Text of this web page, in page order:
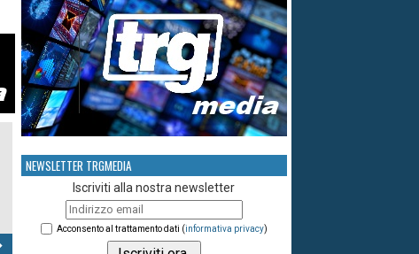
NEWSLETTER TRGMEDIA
Iscriviti alla nostra newsletter
Acconsento al trattamento dati (informativa privacy)